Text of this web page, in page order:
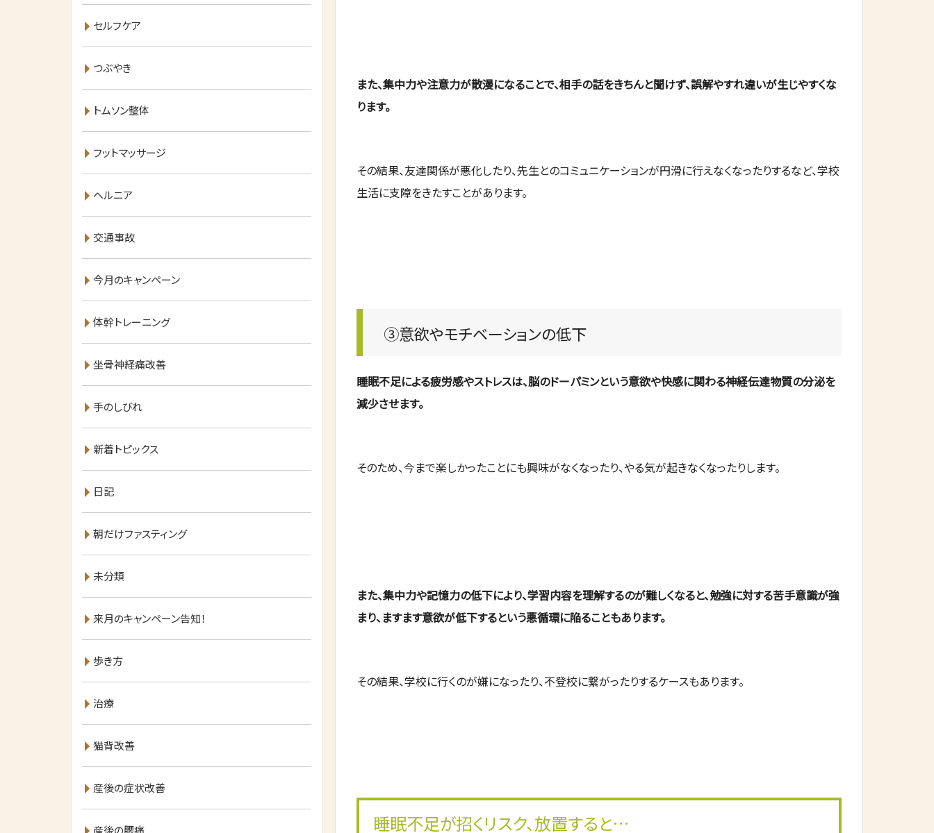
また、集中力や注意力が散漫になることで、相手の話をきちんと聞けず、誤解やすれ違いが生じやすくな
ります。
その結果、友達関係が悪化したり、先生とのコミュニケーションが円滑に行えなくなったりするなど、学校
生活に支障をきたすことがあります。
③意欲やモチベーションの低下
睡眠不足による疲労感やストレスは、脳のドーパミンという意欲や快感に関わる神経伝達物質の分泌を
減少させます。
そのため、今まで楽しかったことにも興味がなくなったり、やる気が起きなくなったりします。
また、集中力や記憶力の低下により、学習内容を理解するのが難しくなると、勉強に対する苦手意識が強
まり、ますます意欲が低下するという悪循環に陥ることもあります。
その結果、学校に行くのが嫌になったり、不登校に繋がったりするケースもあります。
睡眠不足が招くリスク、放置すると…
セルフケア
つぶやき
トムソン整体
フットマッサージ
ヘルニア
交通事故
今月のキャンペーン
体幹トレーニング
坐骨神経痛改善
手のしびれ
新着トピックス
日記
朝だけファスティング
未分類
来月のキャンペーン告知！
歩き方
治療
猫背改善
産後の症状改善
産後の腰痛